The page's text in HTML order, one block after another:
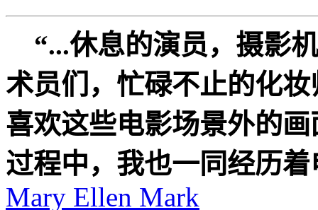
“...休息的演员，摄影
术员们，忙碌不止的化
喜欢这些电影场景外的
过程中，我也一同经历
Mary Ellen Mark